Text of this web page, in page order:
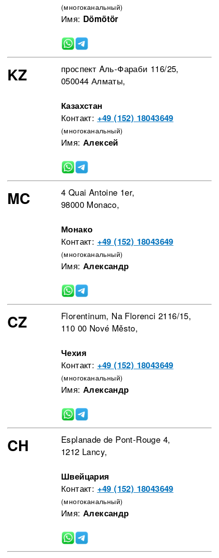
(многоканальный)
Имя: Dömötör
KZ
проспект Aль-Фараби 116/25,
050044 Алматы,
Казахстан
Контакт: +49 (152) 18043649
(многоканальный)
Имя: Алексей
MC
4 Quai Antoine 1er,
98000 Monaco,
Монако
Контакт: +49 (152) 18043649
(многоканальный)
Имя: Александр
CZ
Florentinum, Na Florenci 2116/15,
110 00 Nové Město,
Чехия
Контакт: +49 (152) 18043649
(многоканальный)
Имя: Александр
CH
Esplanade de Pont-Rouge 4,
1212 Lancy,
Швейцария
Контакт: +49 (152) 18043649
(многоканальный)
Имя: Александр